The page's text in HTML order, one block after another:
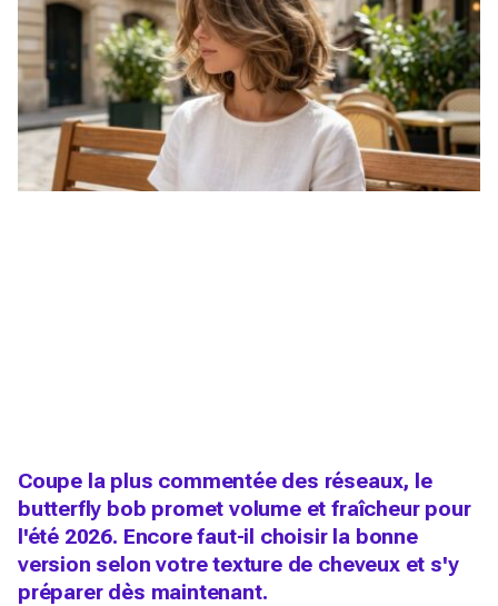
Coupe la plus commentée des réseaux, le
butterfly bob promet volume et fraîcheur pour
l'été 2026. Encore faut-il choisir la bonne
version selon votre texture de cheveux et s'y
préparer dès maintenant.